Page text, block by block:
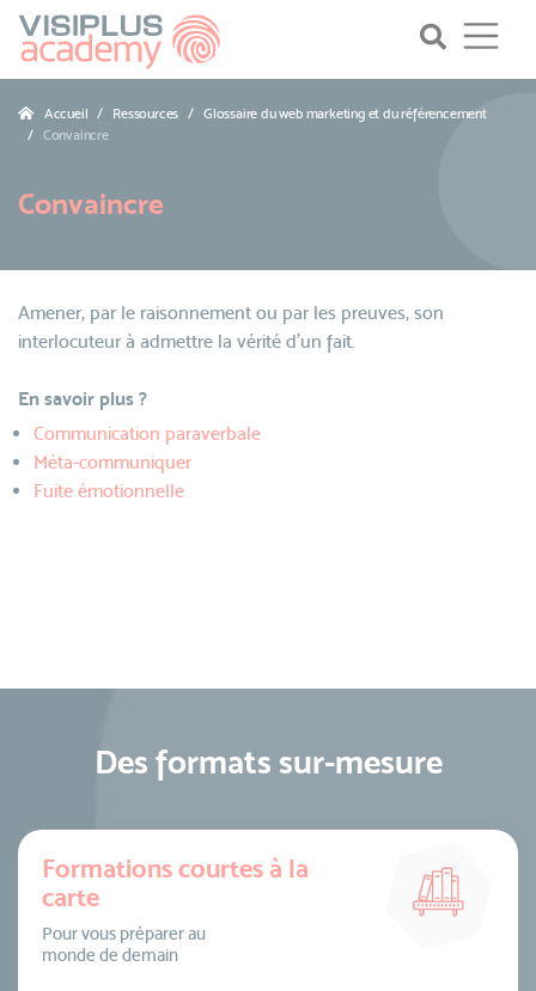
Accueil Ressources
Glossaire du web marketing et du référencement
Convaincre
Convaincre
Amener, par le raisonnement ou par les preuves, son
interlocuteur à admettre la vérité d’un fait.
En savoir plus ?
Communication paraverbale
Méta-communiquer
Fuite émotionnelle
Des formats sur-mesure
Formations courtes à la
carte
Pour vous préparer au
monde de demain